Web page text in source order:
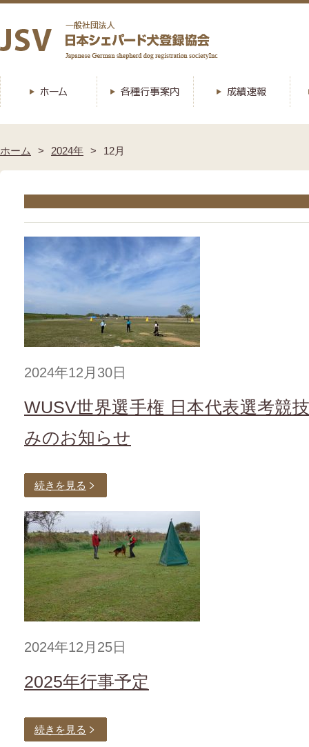
ホーム 2024年 12月
2024年12月30日
WUSV世界選手権 日本代表選考競
みのお知らせ
続きを見る
2024年12月25日
2025年行事予定
続きを見る